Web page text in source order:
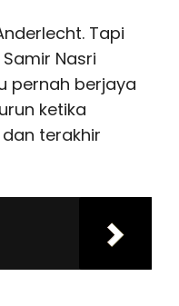
Tapi
Nasri
pernah berjaya
ketika
terakhir